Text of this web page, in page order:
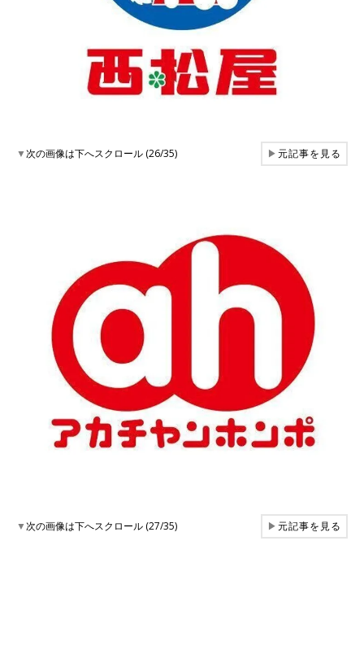
▼次の画像は下へスクロール (26/35) ▶元記事を見る
▼次の画像は下へスクロール (27/35) ▶元記事を見る